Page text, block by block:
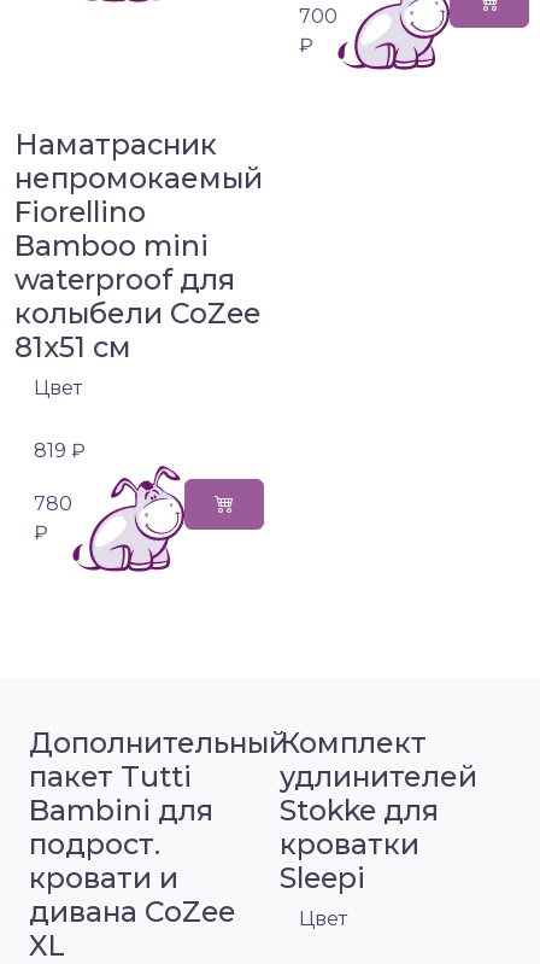
700
₽
Наматрасник
непромокаемый
Fiorellino
Bamboo mini
waterproof для
колыбели CoZee
81х51 см
Цвет
819 ₽
780
₽
Дополнительный
пакет Tutti
Bambini для
подрост.
кровати и
дивана CoZee
XL
Комплект
удлинителей
Stokke для
кроватки
Sleepi
Цвет